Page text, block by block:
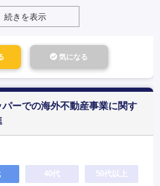
続きを表示
気になる
ーでの海外不動産事業に関す
40代 50代以上